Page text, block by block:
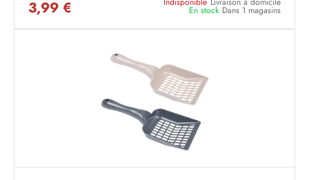
3,99 € En stock Dans 1 magasins